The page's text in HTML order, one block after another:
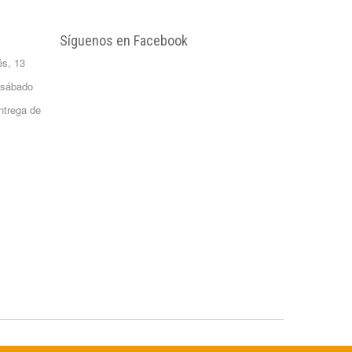
FORMATO:
GARRAFA...
13
de
Síguenos en Facebook